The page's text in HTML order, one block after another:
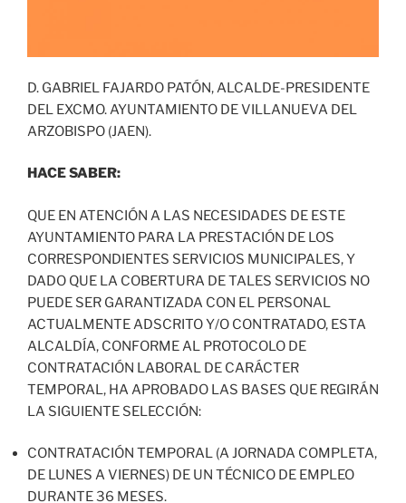
D. GABRIEL FAJARDO PATÓN, ALCALDE-PRESIDENTE
DEL EXCMO. AYUNTAMIENTO DE VILLANUEVA DEL
ARZOBISPO (JAEN).
HACE SABER:
QUE EN ATENCIÓN A LAS NECESIDADES DE ESTE
AYUNTAMIENTO PARA LA PRESTACIÓN DE LOS
CORRESPONDIENTES SERVICIOS MUNICIPALES, Y
DADO QUE LA COBERTURA DE TALES SERVICIOS NO
PUEDE SER GARANTIZADA CON EL PERSONAL
ACTUALMENTE ADSCRITO Y/O CONTRATADO, ESTA
ALCALDÍA, CONFORME AL PROTOCOLO DE
CONTRATACIÓN LABORAL DE CARÁCTER
TEMPORAL, HA APROBADO LAS BASES QUE REGIRÁN
LA SIGUIENTE SELECCIÓN:
CONTRATACIÓN TEMPORAL (A JORNADA COMPLETA,
DE LUNES A VIERNES) DE UN TÉCNICO DE EMPLEO
DURANTE 36 MESES.